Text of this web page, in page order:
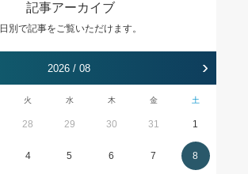
記事アーカイブ
日別で記事をご覧いただけます。
2026 / 08 ›
火 水 木 金 土
28 29 30 31 1
4 5 6 7 8